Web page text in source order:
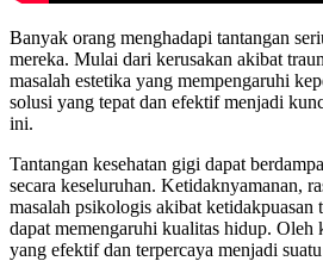
Banyak orang menghadapi tantangan
mereka. Mulai dari kerusakan akibat
masalah estetika yang mempengaruhi
solusi yang tepat dan efektif menjadi
ini.
Tantangan kesehatan gigi dapat
secara keseluruhan. Ketidaknyamanan,
masalah psikologis akibat ketidakpuasan
dapat memengaruhi kualitas hidup. Oleh
yang efektif dan terpercaya menjadi